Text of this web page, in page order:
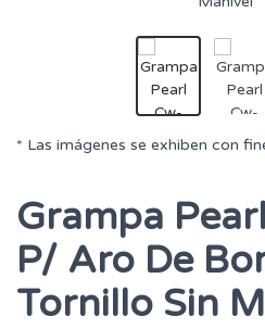
* Las imágenes se exhiben con
Grampa
P/ Aro De
Tornillo Sin